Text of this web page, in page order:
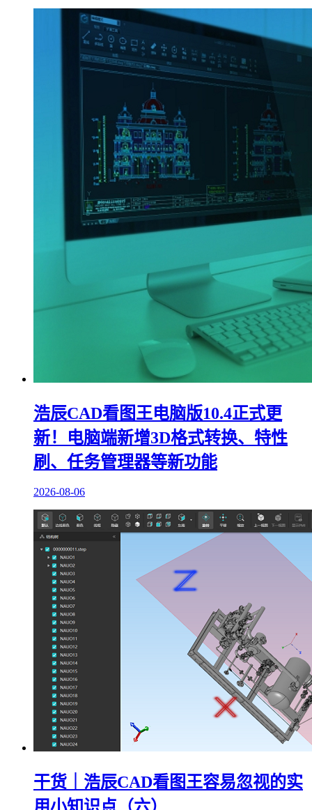
浩辰CAD看图王电脑版10.4正式更
新！电脑端新增3D格式转换、特性
刷、任务管理器等新功能
2026-08-06
干货｜浩辰CAD看图王容易忽视的实